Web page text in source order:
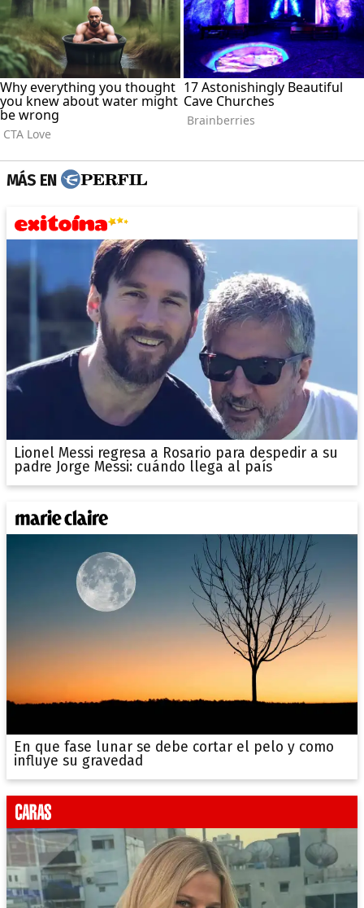
MÁS EN
Lionel Messi regresa a Rosario para despedir a su
padre Jorge Messi: cuándo llega al país
En que fase lunar se debe cortar el pelo y como
influye su gravedad